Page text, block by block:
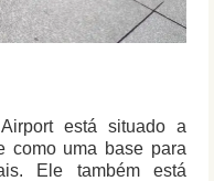
está situado a
como uma base para
Ele também está